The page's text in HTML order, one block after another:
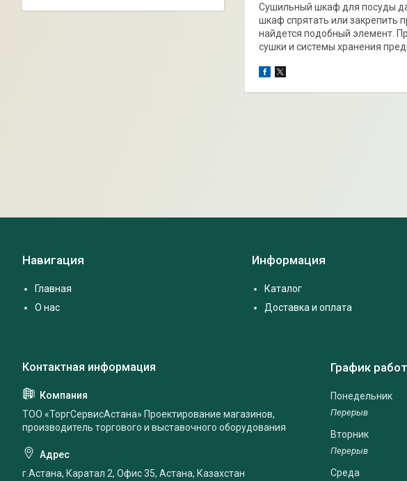
Сушильный шкаф для посуды
шкаф спрятать или закрепить
найдется подобный элемент.
сушки и системы хранения
Навигация
Главная
О нас
Информация
Каталог
Доставка и оплата
ТОО «ТоргСервисАстана» Проектирование магазинов,
производитель торгового и выставочного оборудования
г.Астана, Каратал 2, Офис 35, Астана, Казахстан
График
Понедельник
Вторник
Среда